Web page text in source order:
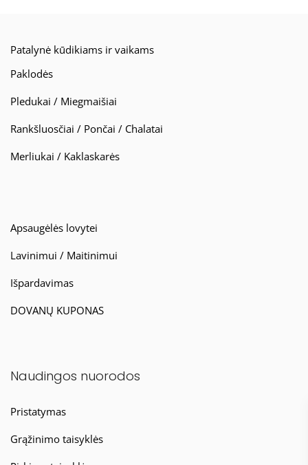
Patalynė kūdikiams ir vaikams
Paklodės
Pledukai / Miegmaišiai
Rankšluosčiai / Pončai / Chalatai
Merliukai / Kaklaskarės
Apsaugėlės lovytei
Lavinimui / Maitinimui
Išpardavimas
DOVANŲ KUPONAS
Naudingos nuorodos
Pristatymas
Grąžinimo taisyklės